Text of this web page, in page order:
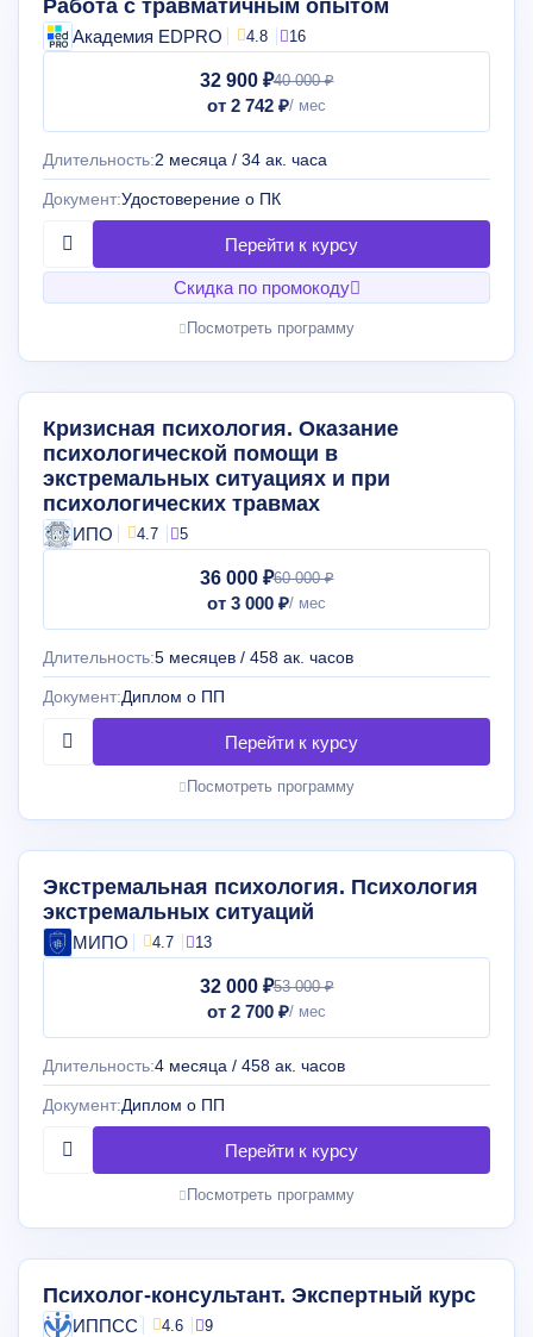
Работа с травматичным опытом
Академия EDPRO 4.8 16
32 900 ₽40 000 ₽
от 2 742 ₽
Длительность:2 месяца / 34 ак. часа
Документ:Удостоверение о ПК
Скидка по промокоду
Посмотреть программу
Кризисная психология. Оказание
психологической помощи в
экстремальных ситуациях и при
психологических травмах
ИПО 4.7 5
36 000 ₽60 000 ₽
от 3 000 ₽
Длительность:5 месяцев / 458 ак. часов
Документ:Диплом о ПП
Посмотреть программу
Экстремальная психология. Психология
экстремальных ситуаций
МИПО 4.7 13
32 000 ₽53 000 ₽
от 2 700 ₽
Длительность:4 месяца / 458 ак. часов
Документ:Диплом о ПП
Посмотреть программу
Психолог-консультант. Экспертный курс
ИППСС 4.6 9